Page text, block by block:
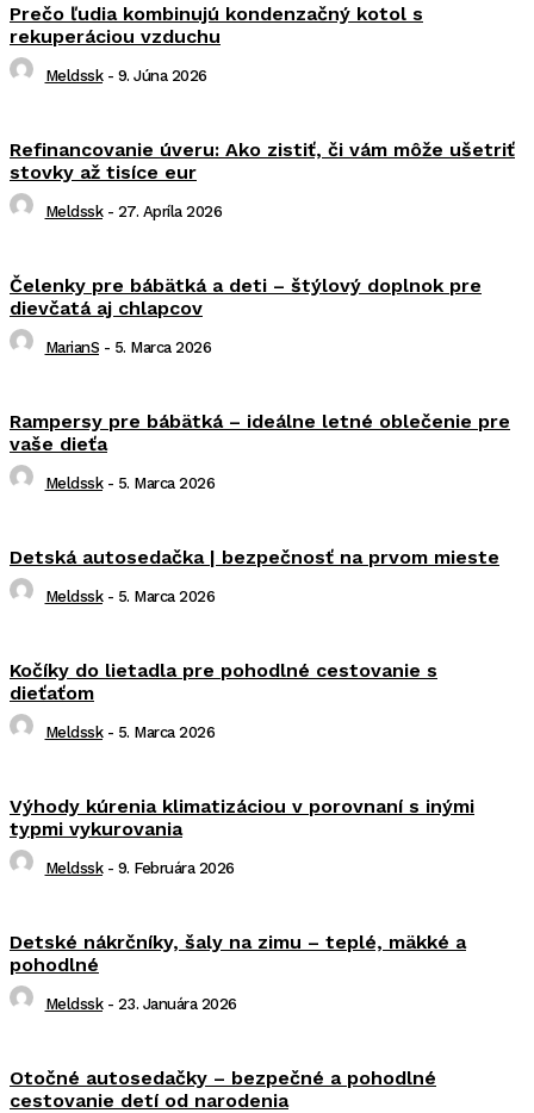
Prečo ľudia kombinujú kondenzačný kotol s
rekuperáciou vzduchu
Meldssk - 9. Júna 2026
Refinancovanie úveru: Ako zistiť, či vám môže ušetriť
stovky až tisíce eur
Meldssk - 27. Apríla 2026
Čelenky pre bábätká a deti – štýlový doplnok pre
dievčatá aj chlapcov
MarianS - 5. Marca 2026
Rampersy pre bábätká – ideálne letné oblečenie pre
vaše dieťa
Meldssk - 5. Marca 2026
Detská autosedačka | bezpečnosť na prvom mieste
Meldssk - 5. Marca 2026
Kočíky do lietadla pre pohodlné cestovanie s
dieťaťom
Meldssk - 5. Marca 2026
Výhody kúrenia klimatizáciou v porovnaní s inými
typmi vykurovania
Meldssk - 9. Februára 2026
Detské nákrčníky, šaly na zimu – teplé, mäkké a
pohodlné
Meldssk - 23. Januára 2026
Otočné autosedačky – bezpečné a pohodlné
cestovanie detí od narodenia